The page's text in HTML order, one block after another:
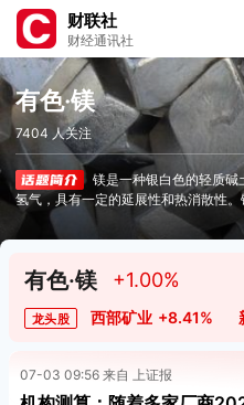
财联社
财经通讯社
有色·镁
7404 人关注
镁是一种银白色的轻质
氢气，具有一定的延展性和热消散性
有色·镁 +1.00%
龙头股 西部矿业 +8.41%
07-03 09:56 来自 上证报